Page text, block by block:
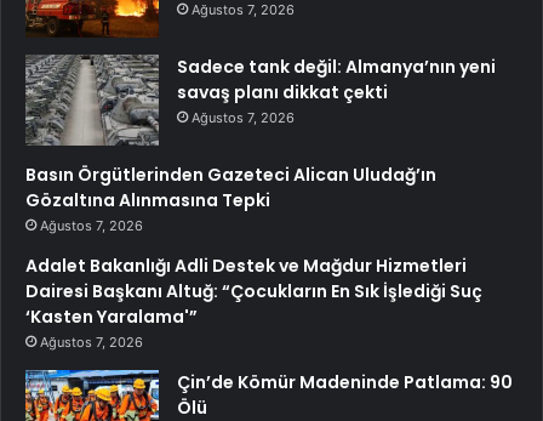
Ağustos 7, 2026
Sadece tank değil: Almanya’nın yeni
savaş planı dikkat çekti
Ağustos 7, 2026
Basın Örgütlerinden Gazeteci Alican Uludağ’ın
Gözaltına Alınmasına Tepki
Ağustos 7, 2026
Adalet Bakanlığı Adli Destek ve Mağdur Hizmetleri
Dairesi Başkanı Altuğ: “Çocukların En Sık İşlediği Suç
‘Kasten Yaralama'”
Ağustos 7, 2026
Çin’de Kömür Madeninde Patlama: 90
Ölü